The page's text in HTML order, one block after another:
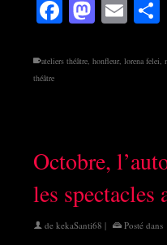
Facebook
ateliers théâtre, honfleur, lorena felei,
théâtre
Octobre,
les spectacles
de kekaSanti68 | Posté dans :